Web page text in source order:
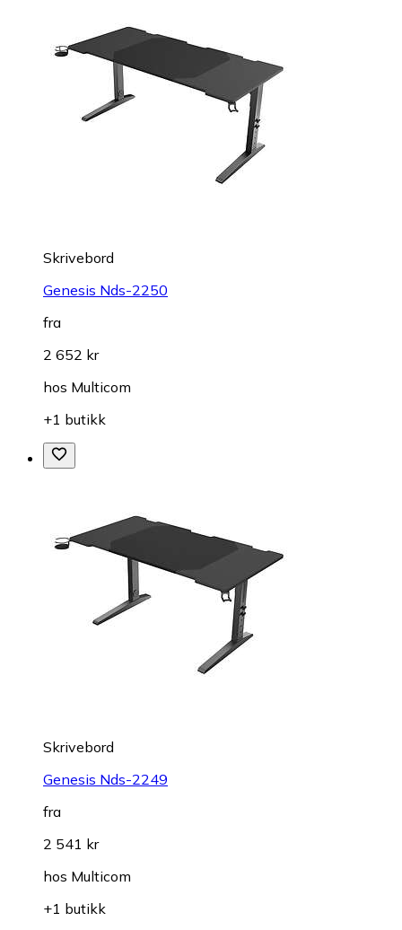
Skrivebord
Genesis Nds-2250
fra
2 652 kr
hos Multicom
+1 butikk
Skrivebord
Genesis Nds-2249
fra
2 541 kr
hos Multicom
+1 butikk